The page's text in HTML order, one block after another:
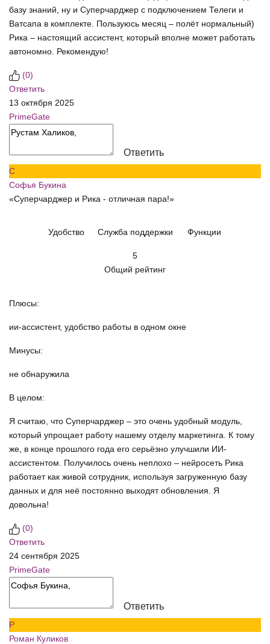
базу знаний, ну и Суперчарджер с подключением Телеги и
Ватсапа в комплекте. Пользуюсь месяц – полёт нормальный)
Рика – настоящий ассистент, который вполне может работать
автономно. Рекомендую!
(0)
Ответить
13 октября 2025
PrimeGate
Ответить
С
Софья Букина
«Суперчарджер и Рика - отличная пара!»
Удобство Служба поддержки Функции
5
Общий рейтинг
Плюсы:
ии-ассистент, удобство работы в одном окне
Минусы:
не обнаружила
В целом:
Я считаю, что Суперчарджер – это очень удобный модуль,
который упрощает работу нашему отделу маркетинга. К тому
же, в конце прошлого года его серьёзно улучшили ИИ-
ассистентом. Получилось очень неплохо – нейросеть Рика
работает как живой сотрудник, используя загруженную базу
данных и для неё постоянно выходят обновления. Я
довольна!
(0)
Ответить
24 сентября 2025
PrimeGate
Ответить
Р
Роман Куликов